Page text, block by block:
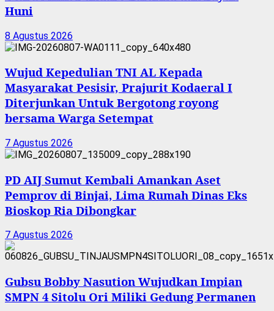
Huni
8 Agustus 2026
Wujud Kepedulian TNI AL Kepada
Masyarakat Pesisir, Prajurit Kodaeral I
Diterjunkan Untuk Bergotong royong
bersama Warga Setempat
7 Agustus 2026
PD AIJ Sumut Kembali Amankan Aset
Pemprov di Binjai, Lima Rumah Dinas Eks
Bioskop Ria Dibongkar
7 Agustus 2026
Gubsu Bobby Nasution Wujudkan Impian
SMPN 4 Sitolu Ori Miliki Gedung Permanen